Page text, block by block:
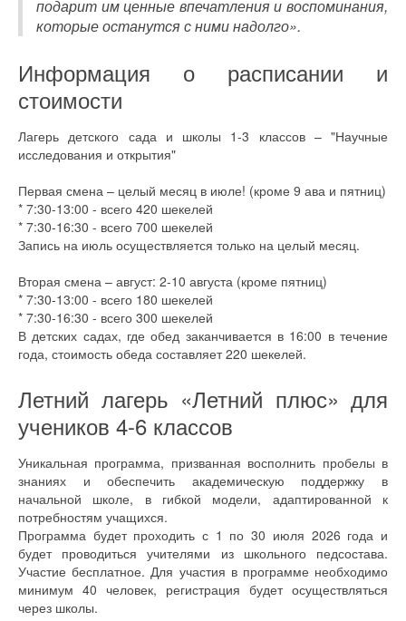
подарит им ценные впечатления и воспоминания,
которые останутся с ними надолго».
Информация о расписании и
стоимости
Лагерь детского сада и школы 1-3 классов – "Научные
исследования и открытия"
Первая смена – целый месяц в июле! (кроме 9 ава и пятниц)
* 7:30-13:00 - всего 420 шекелей
* 7:30-16:30 - всего 700 шекелей
Запись на июль осуществляется только на целый месяц.
Вторая смена – август: 2-10 августа (кроме пятниц)
* 7:30-13:00 - всего 180 шекелей
* 7:30-16:30 - всего 300 шекелей
В детских садах, где обед заканчивается в 16:00 в течение
года, стоимость обеда составляет 220 шекелей.
Летний лагерь «Летний плюс» для
учеников 4-6 классов
Уникальная программа, призванная восполнить пробелы в
знаниях и обеспечить академическую поддержку в
начальной школе, в гибкой модели, адаптированной к
потребностям учащихся.
Программа будет проходить с 1 по 30 июля 2026 года и
будет проводиться учителями из школьного педсостава.
Участие бесплатное. Для участия в программе необходимо
минимум 40 человек, регистрация будет осуществляться
через школы.